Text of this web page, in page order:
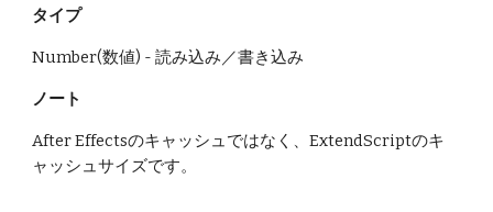
タイプ
Number(数値) - 読み込み／書き込み
ノート
After Effectsのキャッシュではなく、ExtendScriptのキ
ャッシュサイズです。